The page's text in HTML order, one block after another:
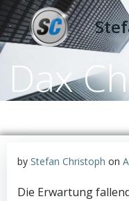
Dax
by Stefan Christoph on
Die Erwartung